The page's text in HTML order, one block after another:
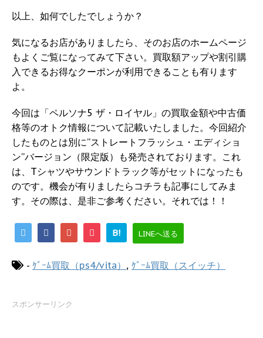
以上、如何でしたでしょうか？
気になるお店がありましたら、そのお店のホームページ
もよくご覧になってみて下さい。買取額アップや割引購
入できるお得なクーポンが利用できることも有ります
よ。
今回は「ペルソナ5 ザ・ロイヤル」の買取金額や中古価
格等のオトク情報について記載いたしました。今回紹介
したものとは別に”ストレートフラッシュ・エディショ
ン”バージョン（限定版）も発売されております。これ
は、Tシャツやサウンドトラック等がセットになったも
のです。機会が有りましたらコチラも記事にしてみま
す。その際は、是非ご参考ください。それでは！！
B! LINEへ送る
- ｹﾞｰﾑ買取（ps4/vita） , ｹﾞｰﾑ買取（スイッチ）
スポンサーリンク